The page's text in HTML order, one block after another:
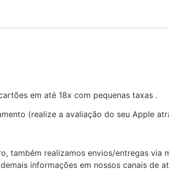
em até 18x com pequenas taxas .
(realize a avaliação do seu Apple
também realizamos envios/entregas
informações em nossos canais de